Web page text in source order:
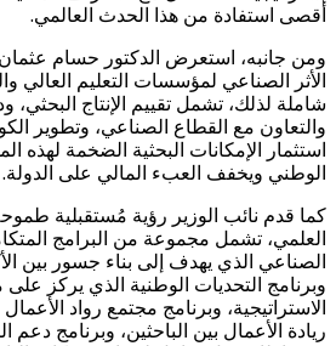
أقصى استفادة من هذا الحدث العالمي.
ومن جانبه، استعرض الدكتور حسام عثمان
الأثر الصناعي لمؤسسات التعليم العالي
شاملة لذلك، تشمل تقييم الإنتاج البحثي،
والتعاون مع القطاع الصناعي، وتطوير
استثمار الإمكانات البحثية الضخمة لهذه
الوطني ويخفف العبء المالي على الدولة.
كما قدم نائب الوزير رؤية مُستقبلية
العلمي، تشمل مجموعة من البرامج
الصناعي الذي يهدف إلى بناء جسور بين
وبرنامج التحديات الوطنية الذي يركز على
الاستراتيجية، وبرنامج مجتمع رواد
ريادة الأعمال بين الباحثين، وبرنامج دعم